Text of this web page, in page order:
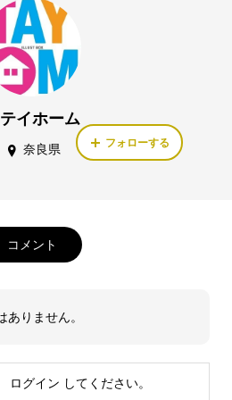
イホーム
奈良県 フォローする
コメント
りません。
ログイン してください。